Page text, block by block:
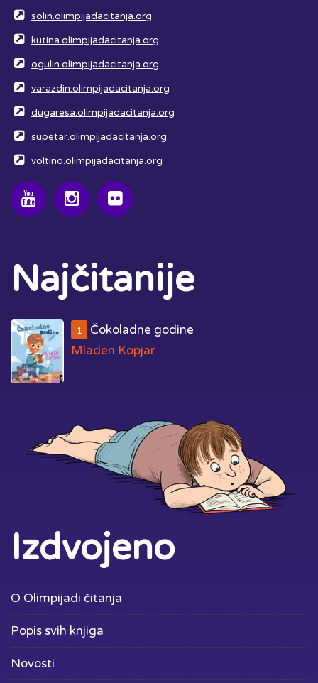
solin.olimpijadacitanja.org
kutina.olimpijadacitanja.org
ogulin.olimpijadacitanja.org
varazdin.olimpijadacitanja.org
dugaresa.olimpijadacitanja.org
supetar.olimpijadacitanja.org
voltino.olimpijadacitanja.org
Najčitanije
1
Čokoladne godine
Mladen Kopjar
Izdvojeno
O Olimpijadi čitanja
Popis svih knjiga
Novosti